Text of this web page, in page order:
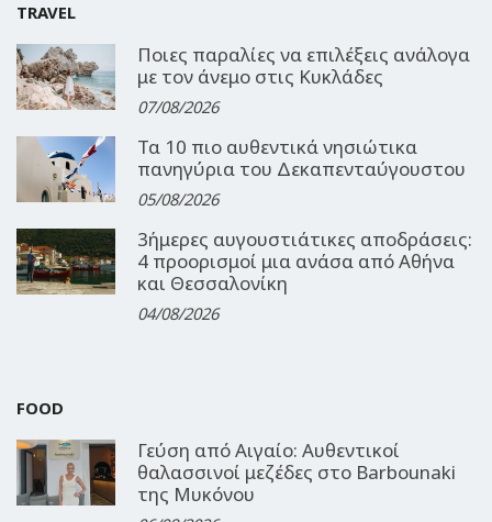
TRAVEL
Ποιες παραλίες να επιλέξεις ανάλογα
με τον άνεμο στις Κυκλάδες
07/08/2026
Τα 10 πιο αυθεντικά νησιώτικα
πανηγύρια του Δεκαπενταύγουστου
05/08/2026
3ήμερες αυγουστιάτικες αποδράσεις:
4 προορισμοί μια ανάσα από Αθήνα
και Θεσσαλονίκη
04/08/2026
FOOD
Γεύση από Αιγαίο: Αυθεντικοί
θαλασσινοί μεζέδες στο Barbounaki
της Μυκόνου